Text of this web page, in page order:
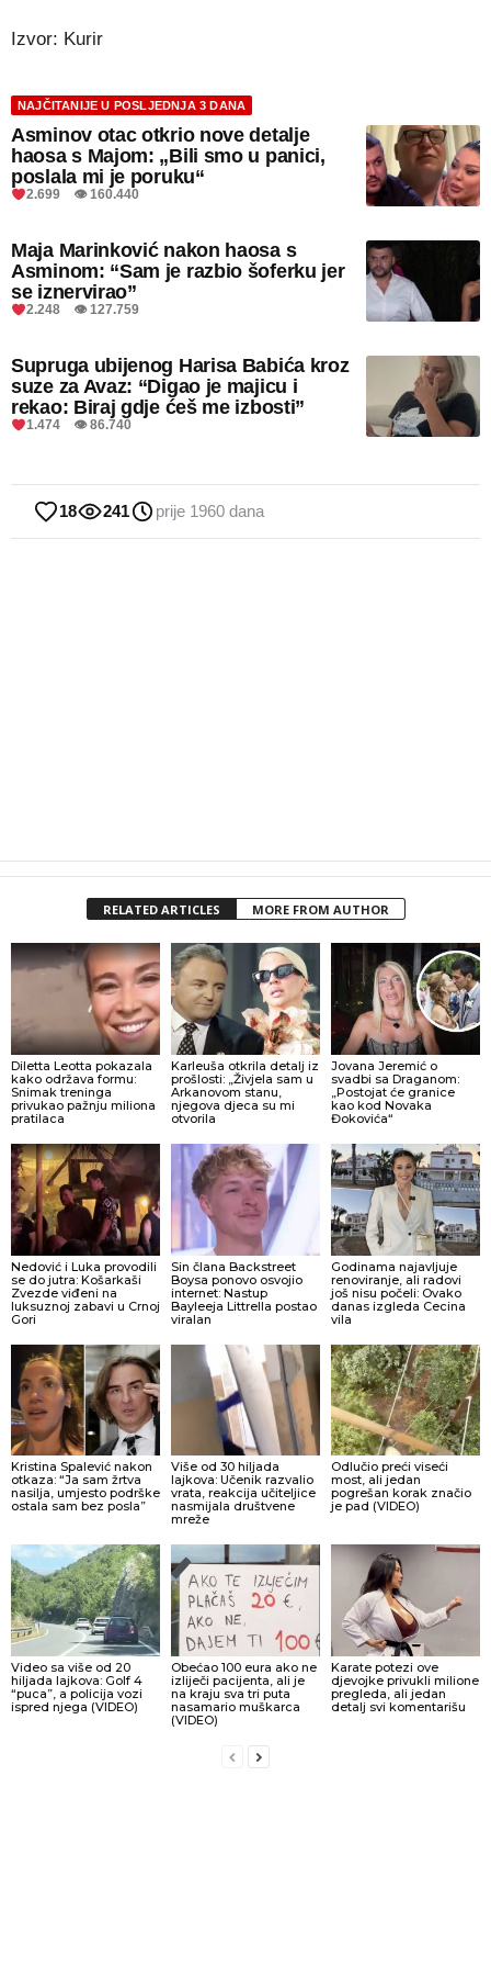
Izvor: Kurir
NAJČITANIJE U POSLJEDNJA 3 DANA
Asminov otac otkrio nove detalje
haosa s Majom: „Bili smo u panici,
poslala mi je poruku“
2.699 👁 160.440
Maja Marinković nakon haosa s
Asminom: “Sam je razbio šoferku jer
se iznervirao”
2.248 👁 127.759
Supruga ubijenog Harisa Babića kroz
suze za Avaz: “Digao je majicu i
rekao: Biraj gdje ćeš me izbosti”
1.474 👁 86.740
18 241 prije 1960 dana
RELATED ARTICLES MORE FROM AUTHOR
Diletta Leotta pokazala
kako održava formu:
Snimak treninga
privukao pažnju miliona
pratilaca
Karleuša otkrila detalj iz
prošlosti: „Živjela sam u
Arkanovom stanu,
njegova djeca su mi
otvorila
Jovana Jeremić o
svadbi sa Draganom:
„Postojat će granice
kao kod Novaka
Đokovića“
Nedović i Luka provodili
se do jutra: Košarkaši
Zvezde viđeni na
luksuznoj zabavi u Crnoj
Gori
Sin člana Backstreet
Boysa ponovo osvojio
internet: Nastup
Bayleeja Littrella postao
viralan
Godinama najavljuje
renoviranje, ali radovi
još nisu počeli: Ovako
danas izgleda Cecina
vila
Kristina Spalević nakon
otkaza: “Ja sam žrtva
nasilja, umjesto podrške
ostala sam bez posla”
Više od 30 hiljada
lajkova: Učenik razvalio
vrata, reakcija učiteljice
nasmijala društvene
mreže
Odlučio preći viseći
most, ali jedan
pogrešan korak značio
je pad (VIDEO)
Video sa više od 20
hiljada lajkova: Golf 4
“puca”, a policija vozi
ispred njega (VIDEO)
Obećao 100 eura ako ne
izliječi pacijenta, ali je
na kraju sva tri puta
nasamario muškarca
(VIDEO)
Karate potezi ove
djevojke privukli milione
pregleda, ali jedan
detalj svi komentarišu